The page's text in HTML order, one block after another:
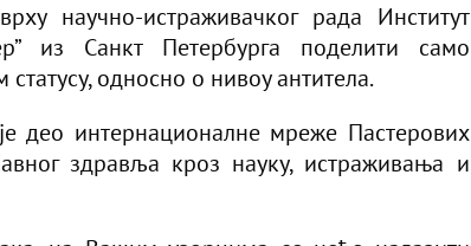
научно-истраживачког рада Институт
из Санкт Петербурга поделити само
односно о нивоу антитела.
део интернационалне мреже Пастерових
здравља кроз науку, истраживања и